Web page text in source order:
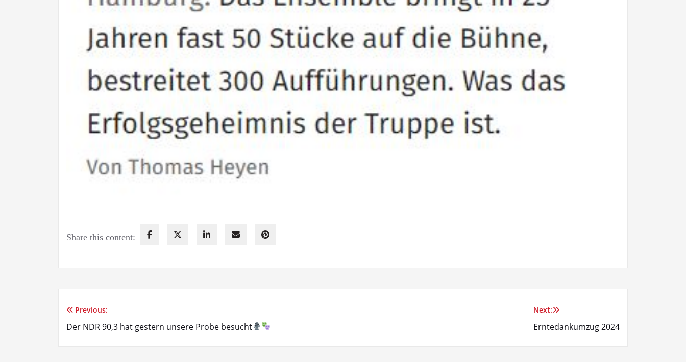
Share this content:
Beitragsnavigation
Previous:
Der NDR 90,3 hat gestern unsere Probe besucht
Next:
Erntedankumzug 2024